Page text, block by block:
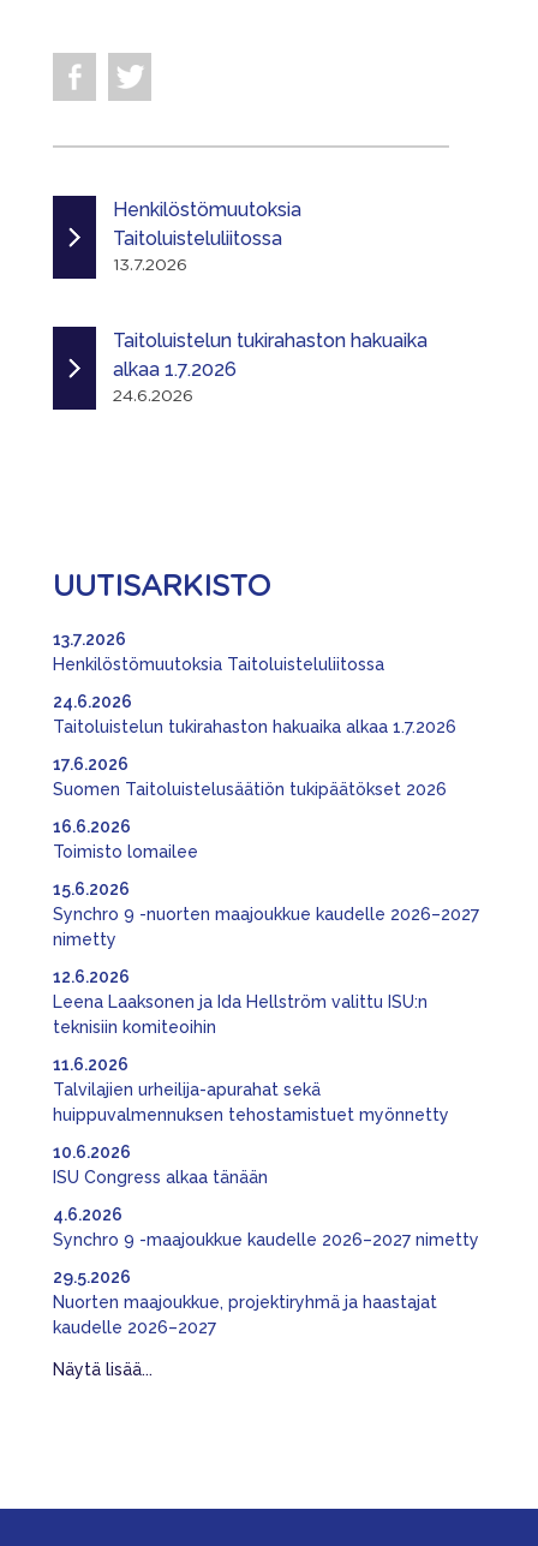
Henkilöstömuutoksia
Taitoluisteluliitossa
13.7.2026
Taitoluistelun tukirahaston hakuaika
alkaa 1.7.2026
24.6.2026
UUTISARKISTO
Henkilöstömuutoksia Taitoluisteluliitossa
13.7.2026
Taitoluistelun tukirahaston hakuaika alkaa 1.7.2026
24.6.2026
Suomen Taitoluistelusäätiön tukipäätökset 2026
17.6.2026
Toimisto lomailee
16.6.2026
Synchro 9 -nuorten maajoukkue kaudelle 2026–2027
nimetty
15.6.2026
Leena Laaksonen ja Ida Hellström valittu ISU:n
teknisiin komiteoihin
12.6.2026
Talvilajien urheilija-apurahat sekä
huippuvalmennuksen tehostamistuet myönnetty
11.6.2026
ISU Congress alkaa tänään
10.6.2026
Synchro 9 -maajoukkue kaudelle 2026–2027 nimetty
4.6.2026
Nuorten maajoukkue, projektiryhmä ja haastajat
kaudelle 2026–2027
29.5.2026
Näytä lisää...